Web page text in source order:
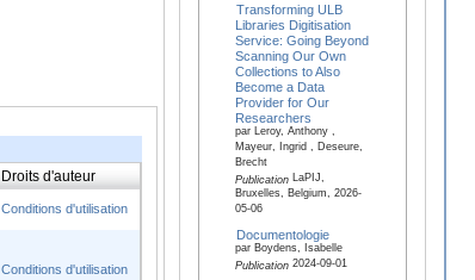
Droits d'auteur
Conditions d'utilisation
Conditions d'utilisation
Transforming ULB
Libraries Digitisation
Service: Going Beyond
Scanning Our Own
Collections to Also
Become a Data
Provider for Our
Researchers
par Leroy, Anthony ,
Mayeur, Ingrid , Deseure,
Brecht
PublicationLaPIJ,
Bruxelles, Belgium, 2026-
05-06
Documentologie
par Boydens, Isabelle
Publication2024-09-01